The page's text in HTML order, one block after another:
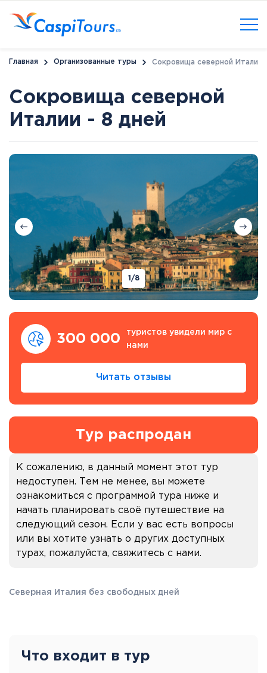
Главная Организованные туры Сокровища северной Италии
Сокровища северной
Италии - 8 дней
1 /8
300 000
туристов увидели мир с
нами
Читать отзывы
Тур распродан
К сожалению, в данный момент этот тур
недоступен. Тем не менее, вы можете
ознакомиться с программой тура ниже и
начать планировать своё путешествие на
следующий сезон. Если у вас есть вопросы
или вы хотите узнать о других доступных
турах, пожалуйста, свяжитесь с нами.
Северная Италия без свободных дней
Что входит в тур